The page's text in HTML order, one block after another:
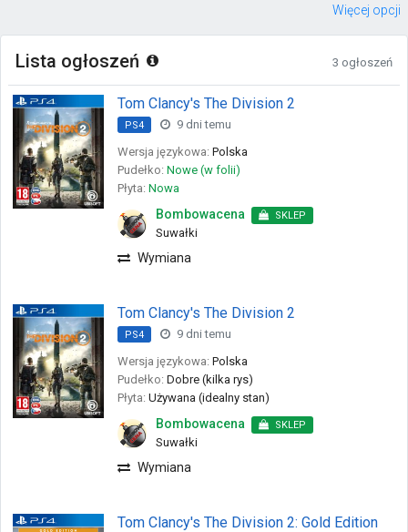
Więcej opcji
Lista ogłoszeń 3 ogłoszeń
Tom Clancy's The Division 2
PS4
9 dni temu
Wersja językowa: Polska
Pudełko: Nowe (w folii)
Płyta: Nowa
Bombowacena SKLEP
Suwałki
Wymiana
Tom Clancy's The Division 2
PS4
9 dni temu
Wersja językowa: Polska
Pudełko: Dobre (kilka rys)
Płyta: Używana (idealny stan)
Bombowacena SKLEP
Suwałki
Wymiana
Tom Clancy's The Division 2: Gold Edition